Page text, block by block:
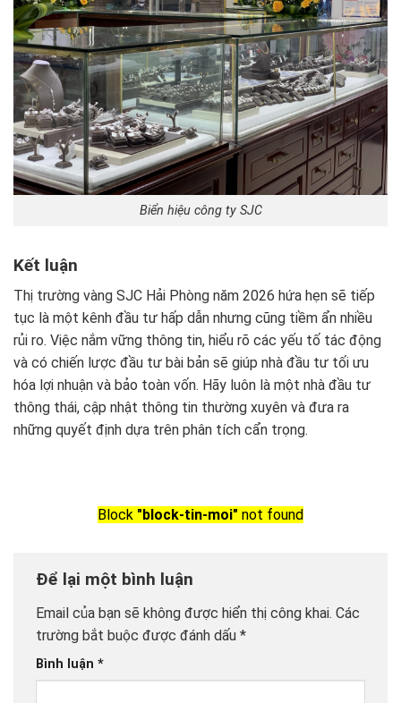
Biển hiệu công ty SJC
Kết luận
Thị trường vàng SJC Hải Phòng năm 2026 hứa hẹn sẽ tiếp
tục là một kênh đầu tư hấp dẫn nhưng cũng tiềm ẩn nhiều
rủi ro. Việc nắm vững thông tin, hiểu rõ các yếu tố tác động
và có chiến lược đầu tư bài bản sẽ giúp nhà đầu tư tối ưu
hóa lợi nhuận và bảo toàn vốn. Hãy luôn là một nhà đầu tư
thông thái, cập nhật thông tin thường xuyên và đưa ra
những quyết định dựa trên phân tích cẩn trọng.
Block "block-tin-moi" not found
Để lại một bình luận
Email của bạn sẽ không được hiển thị công khai. Các
trường bắt buộc được đánh dấu *
Bình luận *